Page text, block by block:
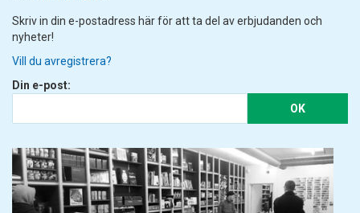
Skriv in din e-postadress här för att ta del av erbjudanden och
nyheter!
Vill du avregistrera?
Din e-post:
OK